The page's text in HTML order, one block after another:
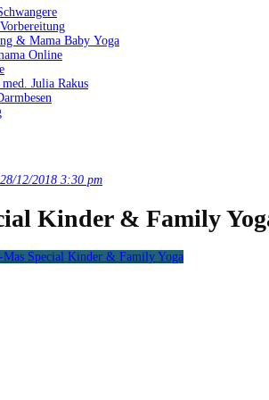
& Mama Baby Yoga
Online
Julia Rakus
28/12/2018 3:30 pm
Kinder & Family
Mas Special Kinder & Family Yoga